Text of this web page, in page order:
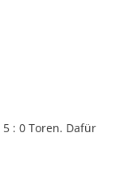
: 0 Toren. Dafür